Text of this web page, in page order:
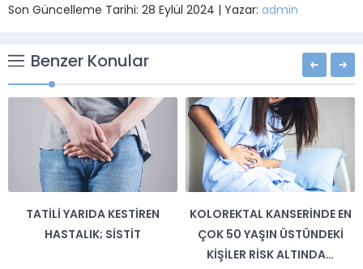
Son Güncelleme Tarihi: 28 Eylül 2024 | Yazar: admin
Benzer Konular
TATILI YARIDA KESTIREN
HASTALIK; SISTIT
KOLOREKTAL KANSERINDE EN
ÇOK 50 YAŞIN ÜSTÜNDEKI
KIŞILER RISK ALTINDA…